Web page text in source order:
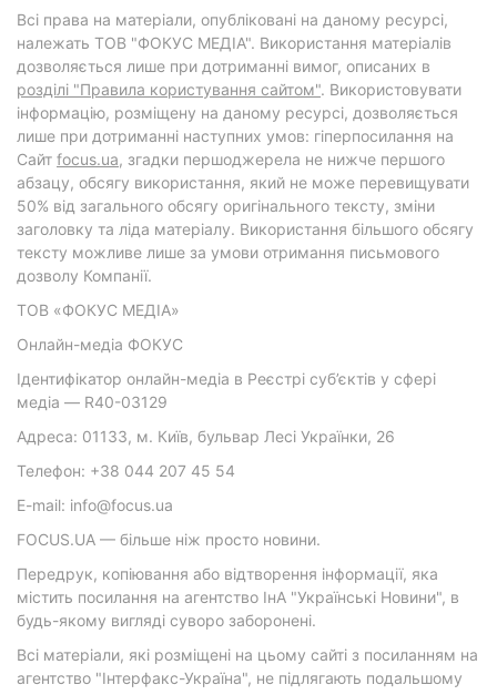
Всі права на матеріали, опубліковані на даному ресурсі,
належать ТОВ "ФОКУС МЕДІА". Використання матеріалів
дозволяється лише при дотриманні вимог, описаних в
розділі "Правила користування сайтом". Використовувати
інформацію, розміщену на даному ресурсі, дозволяється
лише при дотриманні наступних умов: гіперпосилання на
Cайт focus.ua, згадки першоджерела не нижче першого
абзацу, обсягу використання, який не може перевищувати
50% від загального обсягу оригінального тексту, зміни
заголовку та ліда матеріалу. Використання більшого обсягу
тексту можливе лише за умови отримання письмового
дозволу Компанії.
ТОВ «ФОКУС МЕДІА»
Онлайн-медіа ФОКУС
Ідентифікатор онлайн-медіа в Реєстрі суб’єктів у сфері
медіа — R40-03129
Адреса: 01133, м. Київ, бульвар Лесі Українки, 26
Телефон: +38 044 207 45 54
E-mail: info@focus.ua
FOCUS.UA — більше ніж просто новини.
Передрук, копіювання або відтворення інформації, яка
містить посилання на агентство ІнА "Українські Новини", в
будь-якому вигляді суворо заборонені.
Всі матеріали, які розміщені на цьому сайті з посиланням на
агентство "Інтерфакс-Україна", не підлягають подальшому